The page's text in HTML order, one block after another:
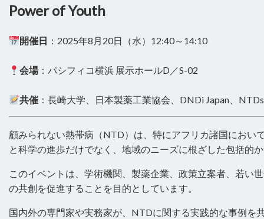
Power of Youth
開催日 ：2025年8月20日（水）12:40～14:10
会場：パシフィコ横浜 展示ホールD／S-02
共催 ：長崎大学、日本製薬工業協会、DNDi Japan、
顧みられない熱帯病（NTD）は、特にアフリカ諸国におい
と科学の進歩だけでなく、地域のニーズに根ざした包括的
このイベントは、学術機関、製薬企業、政策立案者、若い
の共創を促進することを目的としています。
国内外の専門家や実務家が、NTDに関する実践的な事例を